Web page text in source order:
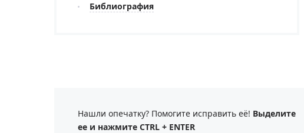
Библиография
Нашли опечатку? Помогите исправить её! Выделите
ее и нажмите CTRL + ENTER